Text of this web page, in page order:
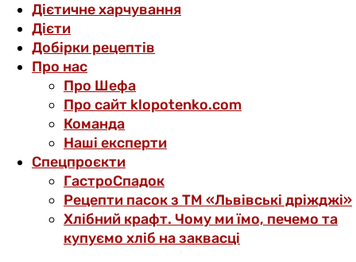
Дієтичне харчування
Дієти
Добірки рецептів
Про нас
Про Шефа
Про сайт klopotenko.com
Команда
Наші експерти
Спецпроєкти
ГастроСпадок
Рецепти пасок з ТМ «Львівські дріжджі»
Хлібний крафт. Чому ми їмо, печемо та
купуємо хліб на заквасці